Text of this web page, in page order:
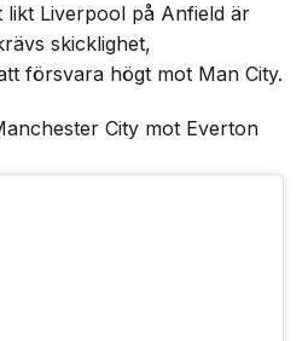
likt Liverpool på Anfield är
skicklighet,
försvara högt mot Man City.
City mot Everton